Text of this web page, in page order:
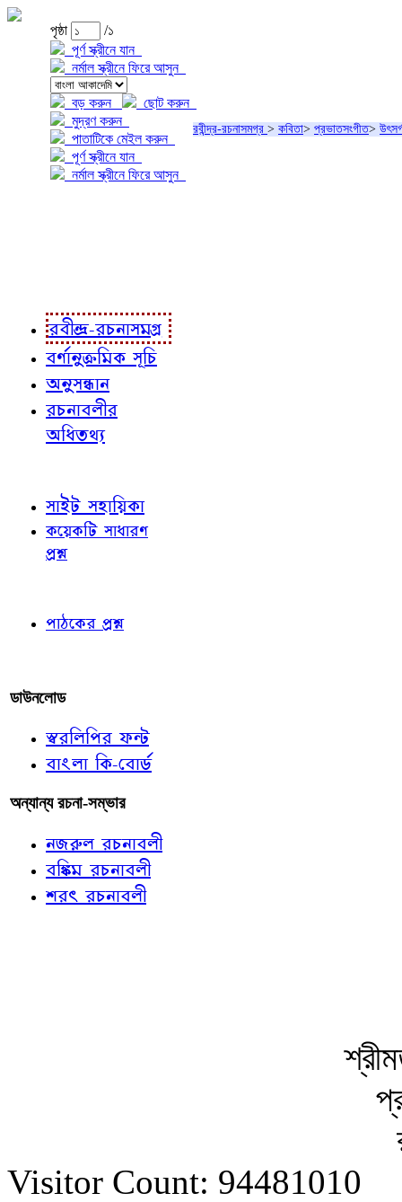
পৃষ্ঠা
/১
পূর্ণ স্ক্রীনে যান
নর্মাল স্ক্রীনে ফিরে আসুন
বড় করুন
ছোট করুন
মুদ্রণ করুন
পাতাটিকে মেইল করুন
পূর্ণ স্ক্রীনে যান
নর্মাল স্ক্রীনে ফিরে আসুন
রবীন্দ্র-রচনাসমগ্র > কবিতা> প্রভাতসংগীত>
রবীন্দ্র-রচনাসমগ্র
বর্ণানুক্রমিক সূচি
অনুসন্ধান
রচনাবলীর
অধিতথ্য
সাইট সহায়িকা
কয়েকটি সাধারণ
প্রশ্ন
পাঠকের প্রশ্ন
ডাউনলোড
স্বরলিপির ফন্ট
বাংলা কি-বোর্ড
অন্যান্য রচনা-সম্ভার
নজরুল রচনাবলী
বঙ্কিম রচনাবলী
শরৎ রচনাবলী
Visitor Count: 94481010